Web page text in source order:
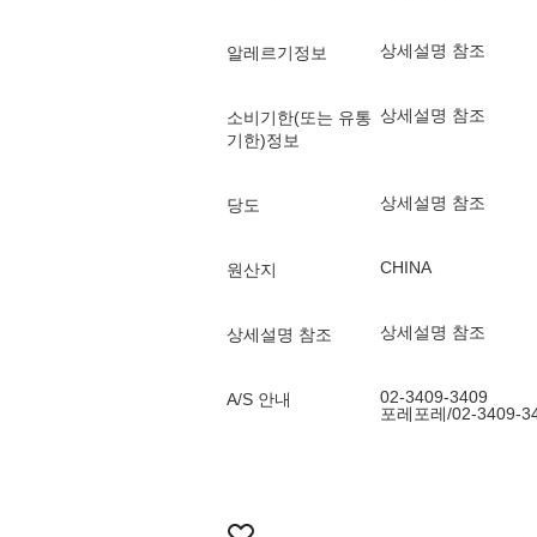
알레르기정보 상세설명 참조
소비기한(또는 유통
기한)정보
상세설명 참조
당도 상세설명 참조
원산지 CHINA
상세설명 참조 상세설명 참조
A/S 안내
02-3409-3409
포레포레/02-3409-